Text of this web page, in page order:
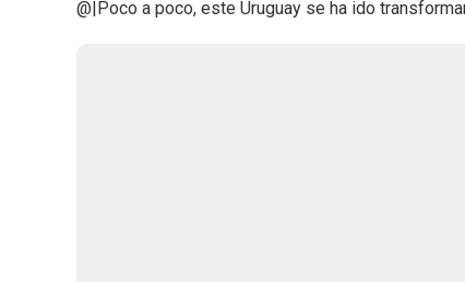
@|Poco a poco, este Uruguay se ha ido